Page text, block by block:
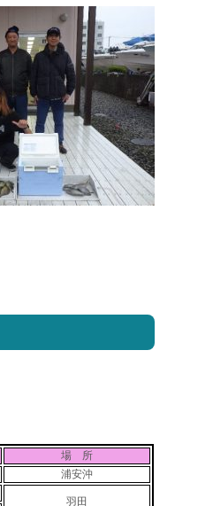
場 所
浦安沖
羽田